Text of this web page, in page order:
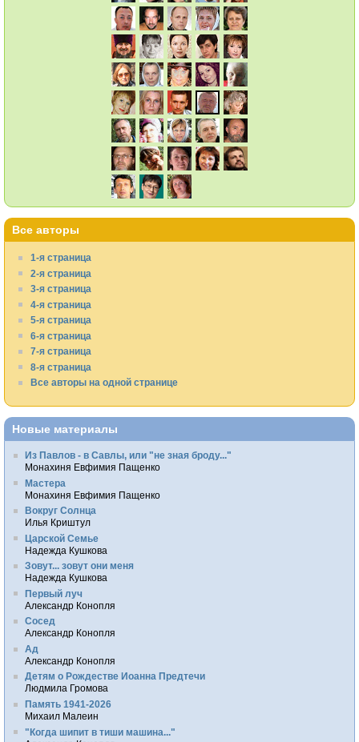
Все авторы
1-я страница
2-я страница
3-я страница
4-я страница
5-я страница
6-я страница
7-я страница
8-я страница
Все авторы на одной странице
Новые материалы
Из Павлов - в Савлы, или "не зная броду..."
Монахиня Евфимия Пащенко
Мастера
Монахиня Евфимия Пащенко
Вокруг Солнца
Илья Криштул
Царской Семье
Надежда Кушкова
Зовут... зовут они меня
Надежда Кушкова
Первый луч
Александр Конопля
Сосед
Александр Конопля
Ад
Александр Конопля
Детям о Рождестве Иоанна Предтечи
Людмила Громова
Память 1941-2026
Михаил Малеин
"Когда шипит в тиши машина..."